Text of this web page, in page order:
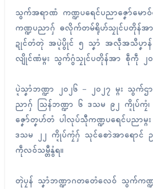
သွက်အရာဏံ ကဏ္ဍပရေၚ်ပညာဇၞော်မောဝ်
ကဏ္ဍပညာဂှ် ဓလိုက်တမ်ရိုဟ်သၠုၚ်ပတိုန်အာ
ဍုၚ်တံတုဲ အပ္ဍဲပွိုၚ် ၅ သၞာံ အလဵုအသဳပၞာ
လျိုၚ်ဏံမ္ဂး သွက်ဂွံသၠုၚ်ပတိုန်အာ စဵုကဵု ၂၀
ပ္ဍဲသၞာံဘဏ္ဍာ ၂၀၂၆ – ၂၀၂၇ မ္ဂး သွက်ဌ
ညာဂှ် သြန်ဘဏ္ဍာ ၆ ဒသမ ၉၂ က္ဍိုပ်ကၠံ၊
ဇၞော်တၞဟ်တံ ပါလုပ်သီုကဏ္ဍပရေၚ်ပညာမ္ဂ
ဒသမ ၂၂ က္ဍိုပ်ကၠံဂှ် သုၚ်စောဲအာရောၚ်
ကဵုလဝ်သမ္တီနွံရ။
တုဲပၠန် သၞာံဘဏ္ဍာဂတတေံလေဝ် သွက်ကဏ္ဍ